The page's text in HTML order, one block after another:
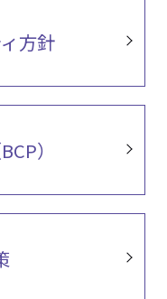
方針
）